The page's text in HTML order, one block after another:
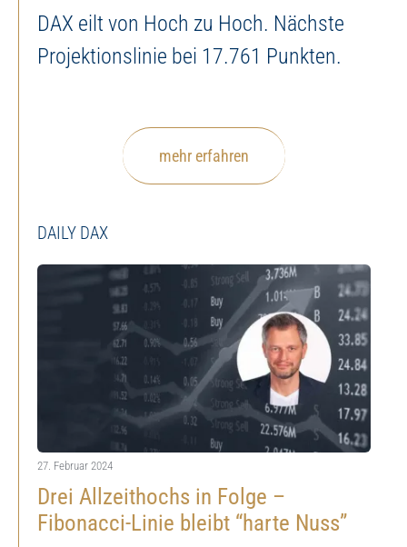
DAX eilt von Hoch zu Hoch. Nächste
Projektionslinie bei 17.761 Punkten.
mehr erfahren
DAILY DAX
27. Februar 2024
Drei Allzeithochs in Folge –
Fibonacci-Linie bleibt “harte Nuss”